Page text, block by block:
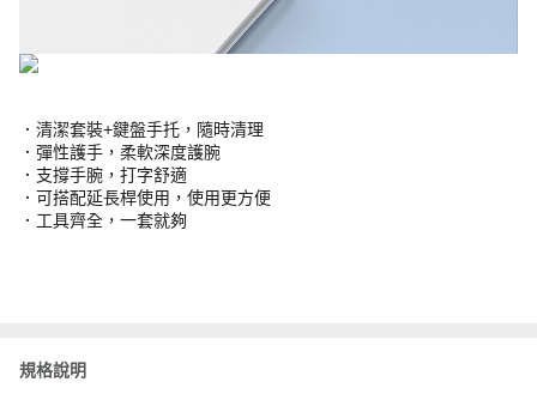
．清潔套裝+鍵盤手托，隨時清理
．彈性護手，柔軟深度護腕
．支撐手腕，打字舒適
．可搭配延長桿使用，使用更方便
．工具齊全，一套就夠
規格說明